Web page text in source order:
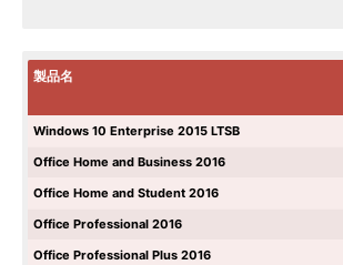
製品名
Windows 10 Enterprise 2015 LTSB
Office Home and Business 2016
Office Home and Student 2016
Office Professional 2016
Office Professional Plus 2016